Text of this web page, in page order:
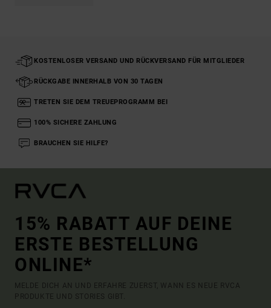
KOSTENLOSER VERSAND UND RÜCKVERSAND FÜR MITGLIEDER
RÜCKGABE INNERHALB VON 30 TAGEN
TRETEN SIE DEM TREUEPROGRAMM BEI
100% SICHERE ZAHLUNG
BRAUCHEN SIE HILFE?
15% RABATT AUF DEINE
ERSTE BESTELLUNG
ONLINE*
MELDE DICH AN UND ERFAHRE ZUERST, WANN ES NEUE RVCA
PRODUKTE UND STORIES GIBT.